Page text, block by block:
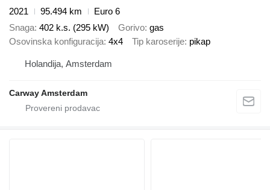
2021
95.494 km
Euro 6
Snaga 402 k.s. (295 kW) Gorivo gas
Osovinska konfiguracija 4x4 Tip karoserije pikap
Holandija, Amsterdam
Carway Amsterdam